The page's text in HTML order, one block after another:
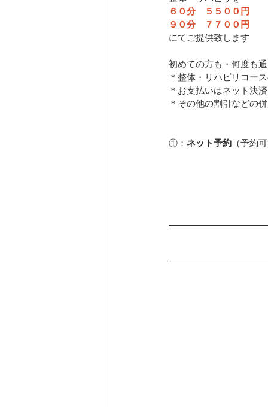
６０分　５５００円
９０分　７７００円
にてご提供致します
初めての方も・何度も
＊整体・リハビリコー
＊お支払いはネット決
＊その他の割引などの
①： ネット予約 （予約